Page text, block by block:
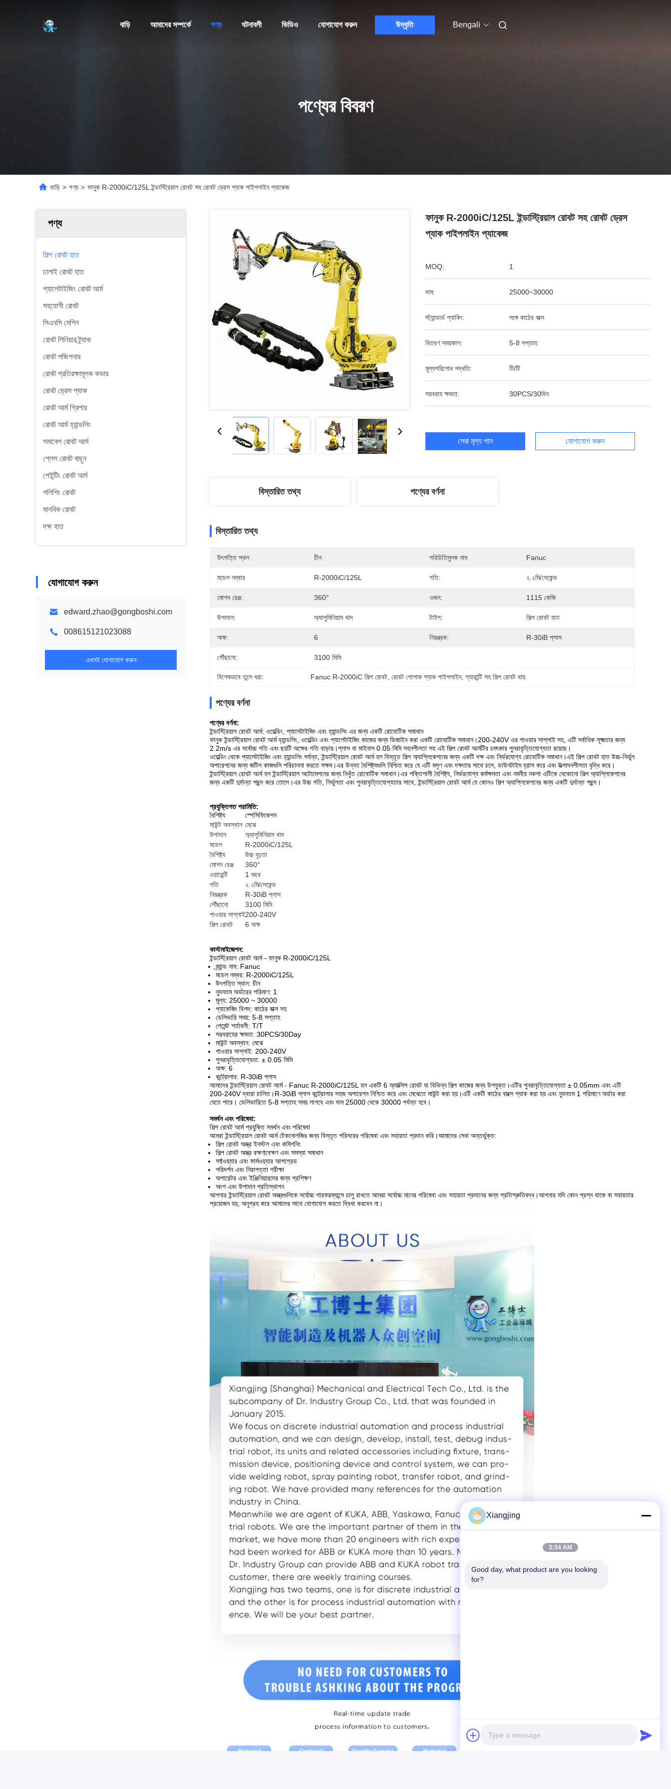
বাড়ি আমাদের সম্পর্কে পণ্য ঘটনাবলী ভিডিও যোগাযোগ করুন উদ্ধৃতি Bengali
পণ্যের বিবরণ
বাড়ি > পণ্য > ফানুক R-2000iC/125L ইন্ডাস্ট্রিয়াল রোবট সহ রোবট ড্রেস প্যাক পাইপলাইন প্যাকেজ
পণ্য
শিল্প রোবট হাত
ঢালাই রোবট হাত
প্যালেটাইজিং রোবট আর্ম
সহযোগী রোবট
সিএনসি মেশিন
রোবট লিনিয়ার ট্র্যাক
রোবট পজিশনার
রোবট প্রতিরক্ষামূলক কভার
রোবট ড্রেস প্যাক
রোবট আর্ম গ্রিপার
রোবট আর্ম হ্যান্ডলিং
সমাবেশ রোবট আর্ম
প্লেস রোবট বাছুন
পেইন্টিং রোবট আর্ম
পলিশিং রোবট
মানবিক রোবট
দক্ষ হাত
যোগাযোগ করুন
edward.zhao@gongboshi.com
008615121023088
এখনই যোগাযোগ করুন
ফানুক R-2000iC/125L ইন্ডাস্ট্রিয়াল রোবট সহ রোবট ড্রেস
প্যাক পাইপলাইন প্যাকেজ
MOQ: 1
দাম: 25000~30000
স্ট্যান্ডার্ড প্যাকিং: সঙ্গে কাঠের বাক্স
বিতরণ সময়কাল: 5-8 সপ্তাহ
মূল্যপরিশোধ পদ্ধতি: টি/টি
সরবরাহ ক্ষমতা: 30PCS/30দিন
সেরা মূল্য পান যোগাযোগ করুন
বিস্তারিত তথ্য পণ্যের বর্ণনা
বিস্তারিত তথ্য
উৎপত্তি স্থল চীন পরিচিতিমুলক নাম Fanuc
মডেল নম্বার R-2000iC/125L গতি: ২.২মি/সেকেন্ড
মোশন রেঞ্জ: 360° ওজন: 1115 কেজি
উপাদান: অ্যালুমিনিয়াম খাদ টাইপ: শিল্প রোবট হাত
অক্ষ: 6 নিয়ন্ত্রক: R-30iB প্লাস
পৌঁছানো: 3100 মিমি
বিশেষভাবে তুলে ধরা: Fanuc R-2000iC শিল্প রোবট , রোবট পোশাক প্যাক পাইপলাইন, গ্যারান্টি সহ শিল্প রোবট বাহু
পণ্যের বর্ণনা
পণ্যের বর্ণনা:
ইন্ডাস্ট্রিয়াল রোবট আর্ম: ওয়েল্ডিং, প্যালেটাইজিং এবং হ্যান্ডলিং এর জন্য একটি রোবোটিক সমাধান
ফানুক ইন্ডাস্ট্রিয়াল রোবট আর্ম হ্যান্ডলিং, ওয়েল্ডিং এবং প্যালেটাইজিং কাজের জন্য ডিজাইন করা একটি রোবোটিক সমাধান।200-240V এর পাওয়ার সাপ্লাই সহ, এটি সর্বাধিক সূক্ষ্মতার জন্য
2.2m/s এর সর্বোচ্চ গতি এবং ছয়টি অক্ষের গতি বাড়ায়।প্লাস বা মাইনাস 0.05 মিমি সহনশীলতা সহ এই শিল্প রোবট আর্মটির চমৎকার পুনরাবৃত্তিযোগ্যতা রয়েছে।
ওয়েল্ডিং থেকে প্যালেটাইজিং এবং হ্যান্ডলিং পর্যন্ত, ইন্ডাস্ট্রিয়াল রোবট আর্ম হল বিস্তৃত শিল্প অ্যাপ্লিকেশনের জন্য একটি দক্ষ এবং নির্ভরযোগ্য রোবোটিক সমাধান।এই শিল্প রোবট হাত উচ্চ-নির্ভুল
অপারেশনের জন্য জটিল কাজগুলি পরিচালনা করতে সক্ষম।এর উন্নত বৈশিষ্ট্যগুলি নিশ্চিত করে যে এটি মসৃণ এবং দক্ষতার সাথে চলে, ডাউনটাইম হ্রাস করে এবং উত্পাদনশীলতা বৃদ্ধি করে।
ইন্ডাস্ট্রিয়াল রোবট আর্ম হল ইন্ডাস্ট্রিয়াল অটোমেশনের জন্য নিখুঁত রোবোটিক সমাধান।এর শক্তিশালী বৈশিষ্ট্য, নির্ভরযোগ্য কর্মক্ষমতা এবং নমনীয় নকশা এটিকে যেকোনো শিল্প অ্যাপ্লিকেশনের
জন্য একটি দুর্দান্ত পছন্দ করে তোলে।এর উচ্চ গতি, নির্ভুলতা এবং পুনরাবৃত্তিযোগ্যতার সাথে, ইন্ডাস্ট্রিয়াল রোবট আর্ম যে কোনও শিল্প অ্যাপ্লিকেশনের জন্য একটি দুর্দান্ত পছন্দ।
প্রযুক্তিগত পরামিতি:
বৈশিষ্ট্য
স্পেসিফিকেশন
মাউন্ট অবস্থান মেঝে
উপাদান
অ্যালুমিনিয়াম খাদ
মডেল
R-2000iC/125L
বৈশিষ্ট্য
উচ্চ দৃঢ়তা
মোশন রেঞ্জ
360°
ওয়ারেন্টি
1 বছর
গতি
২.২মি/সেকেন্ড
নিয়ন্ত্রক
R-30iB প্লাস
পৌঁছানো
3100 মিমি
পাওয়ার সাপ্লাই200-240V
শিল্প রোবট
6 অক্ষ
কাস্টমাইজেশন:
ইন্ডাস্ট্রিয়াল রোবট আর্ম - ফানুক R-2000iC/125L
ব্র্যান্ড নাম: Fanuc
মডেল নম্বর: R-2000iC/125L
উৎপত্তি স্থান: চীন
ন্যূনতম অর্ডারের পরিমাণ: 1
মূল্য: 25000 ~ 30000
প্যাকেজিং বিশদ: কাঠের বাক্স সহ
ডেলিভারি সময়: 5-8 সপ্তাহ
পেমেন্ট শর্তাবলী: T/T
সরবরাহের ক্ষমতা: 30PCS/30Day
মাউন্ট অবস্থান: মেঝে
পাওয়ার সাপ্লাই: 200-240V
পুনরাবৃত্তিযোগ্যতা: ± 0.05 মিমি
অক্ষ: 6
কন্ট্রোলার: R-30iB প্লাস
আমাদের ইন্ডাস্ট্রিয়াল রোবট আর্ম - Fanuc R-2000iC/125L হল একটি 6 অ্যাক্সিস রোবট যা বিভিন্ন শিল্প কাজের জন্য উপযুক্ত।এটির পুনরাবৃত্তিযোগ্যতা ± 0.05mm এবং এটি
200-240V দ্বারা চালিত।R-30iB প্লাস কন্ট্রোলার সহজ অপারেশন নিশ্চিত করে এবং মেঝেতে মাউন্ট করা হয়।এটি একটি কাঠের বাক্সে প্যাক করা হয় এবং ন্যূনতম 1 পরিমাণে অর্ডার করা
যেতে পারে। ডেলিভারিতে 5-8 সপ্তাহ সময় লাগবে এবং দাম 25000 থেকে 30000 পর্যন্ত হবে।
সমর্থন এবং পরিষেবা:
শিল্প রোবট আর্ম প্রযুক্তি সমর্থন এবং পরিষেবা
আমরা ইন্ডাস্ট্রিয়াল রোবট আর্ম টেকনোলজির জন্য বিস্তৃত পরিসরের পরিষেবা এবং সহায়তা প্রদান করি।আমাদের সেবা অন্তর্ভুক্ত:
শিল্প রোবট অস্ত্র ইনস্টল এবং কমিশনিং
শিল্প রোবট অস্ত্র রক্ষণাবেক্ষণ এবং সমস্যা সমাধান
সফ্টওয়্যার এবং ফার্মওয়্যার আপগ্রেড
পরিদর্শন এবং নিরাপত্তা পরীক্ষা
অপারেটর এবং ইঞ্জিনিয়ারদের জন্য প্রশিক্ষণ
অংশ এবং উপাদান প্রতিস্থাপন
আপনার ইন্ডাস্ট্রিয়াল রোবট অস্ত্রগুলিকে সর্বোচ্চ পারফরম্যান্সে চালু রাখতে আমরা সর্বোচ্চ মানের পরিষেবা এবং সহায়তা প্রদানের জন্য প্রতিশ্রুতিবদ্ধ।আপনার যদি কোন প্রশ্ন থাকে বা সহায়তার
প্রয়োজন হয়, অনুগ্রহ করে আমাদের সাথে যোগাযোগ করতে দ্বিধা করবেন না।
Xiangjing
3:34 AM
Good day, what product are you looking
for?